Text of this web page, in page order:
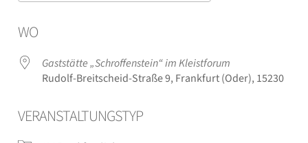
WO
Gast­stät­te „Schrof­fen­stein“ im Kleist­fo­rum
Rudolf-Breitscheid-Straße 9, Frank­furt (Oder), 15230
VER­AN­STAL­TUNGS­TYP